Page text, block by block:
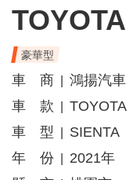
豪華型
車 商
鴻揚汽車
車 款
TOYOTA
車 型
SIENTA
年 份
2021年